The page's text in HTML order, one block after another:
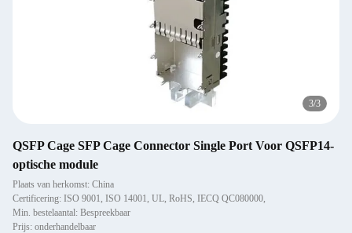
3/3
QSFP Cage SFP Cage Connector Single Port Voor QSFP14-
optische module
Plaats van herkomst: China
Certificering: ISO 9001, ISO 14001, UL, RoHS, IECQ QC080000,
Min. bestelaantal: Bespreekbaar
Prijs: onderhandelbaar